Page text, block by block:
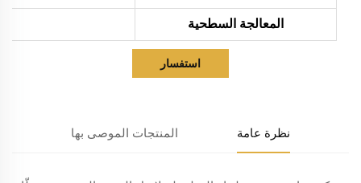
المعالجة السطحية
استفسار
نظرة عامة المنتجات الموصى بها